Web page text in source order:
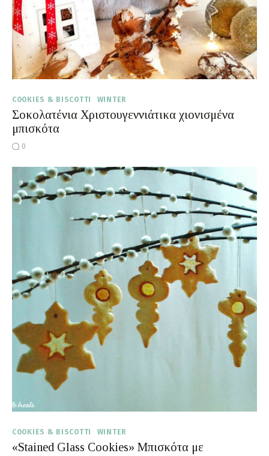
COOKIES & BISCOTTI WINTER
Σοκολατένια Χριστουγεννιάτικα χιονισμένα
μπισκότα
0
COOKIES & BISCOTTI WINTER
«Stained Glass Cookies» Μπισκότα με